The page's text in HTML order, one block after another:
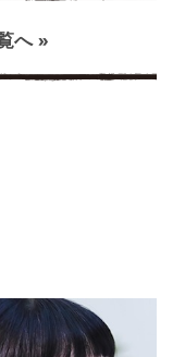
へ »